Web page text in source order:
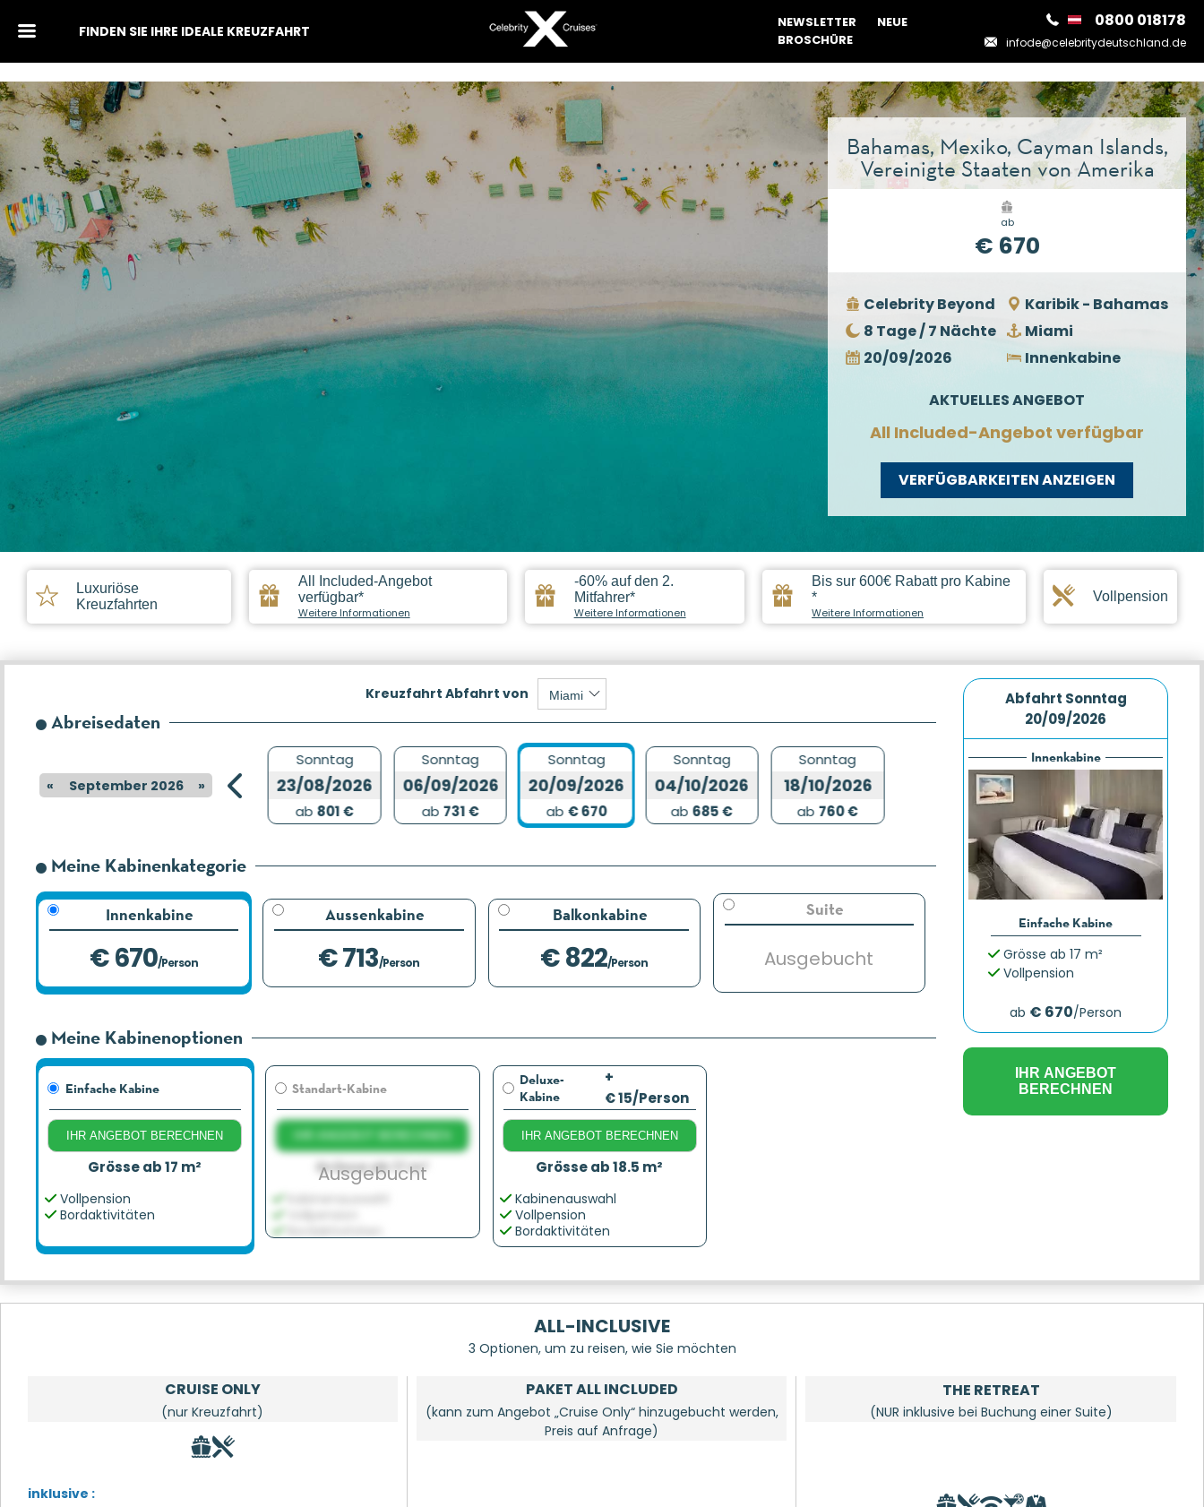
FINDEN SIE IHRE IDEALE KREUZFAHRT NEWSLETTER
NEUE
BROSCHÜRE
0800 018178
infode@celebritydeutschland.de
Bahamas, Mexiko, Cayman Islands,
Vereinigte Staaten von Amerika
ab
€ 670
Celebrity Beyond
Karibik - Bahamas
8 Tage / 7 Nächte
Miami
20/09/2026
Innenkabine
AKTUELLES ANGEBOT
All Included-Angebot verfügbar
VERFÜGBARKEITEN ANZEIGEN
Luxuriöse
Kreuzfahrten
All Included-Angebot
verfügbar*
Weitere Informationen
-60% auf den 2.
Mitfahrer*
Weitere Informationen
Bis sur 600€ Rabatt pro Kabine
*
Weitere Informationen
Vollpension
Kreuzfahrt Abfahrt von
Abreisedaten
« September 2026 »
09/08/2026
Sonntag
23/08/2026
ab 801 €
Sonntag
06/09/2026
ab 731 €
Sonntag
20/09/2026
ab € 670
Sonntag
04/10/2026
ab685 €
Sonntag
18/10/2026
ab 760 €
Meine Kabinenkategorie
Innenkabine
€ 670/Person
Aussenkabine
€ 713/Person
Balkonkabine
€ 822/Person
Suite
Ausgebucht
Meine Kabinenoptionen
Einfache Kabine
IHR ANGEBOT BERECHNEN
Grösse ab 17 m²
Vollpension
Bordaktivitäten
Standart-Kabine
Grösse ab 17 m²
Ausgebucht
Deluxe-
Kabine
+
€ 15/Person
IHR ANGEBOT BERECHNEN
Grösse ab 18.5 m²
Kabinenauswahl
Vollpension
Bordaktivitäten
Abfahrt Sonntag
20/09/2026
Innenkabine
Einfache Kabine
Grösse ab 17 m²
Vollpension
ab € 670/Person
IHR ANGEBOT
BERECHNEN
ALL-INCLUSIVE
3 Optionen, um zu reisen, wie Sie möchten
CRUISE ONLY
(nur Kreuzfahrt)
inklusive :
PAKET ALL INCLUDED
(kann zum Angebot „Cruise Only“ hinzugebucht werden,
Preis auf Anfrage)
THE RETREAT
(NUR inklusive bei Buchung einer Suite)